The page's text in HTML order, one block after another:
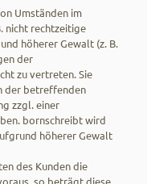
Umständen im
nicht rechtzeitige
höherer Gewalt (z. B.
der
zu vertreten. Sie
der betreffenden
zzgl. einer
bornschreibt wird
höherer Gewalt
des Kunden die
so beträgt diese